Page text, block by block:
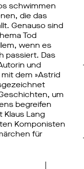
schwimmen
die das
Genauso sind
Tod
wenn es
passiert. Das
und
dem »Astrid
um
begreifen
Klaus Lang
Komponisten
für